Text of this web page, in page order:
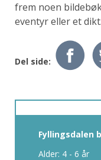
frem noen
eventyr eller et dikt.
Del side:
Fyllingsdalen
Alder: 4 - 6 år